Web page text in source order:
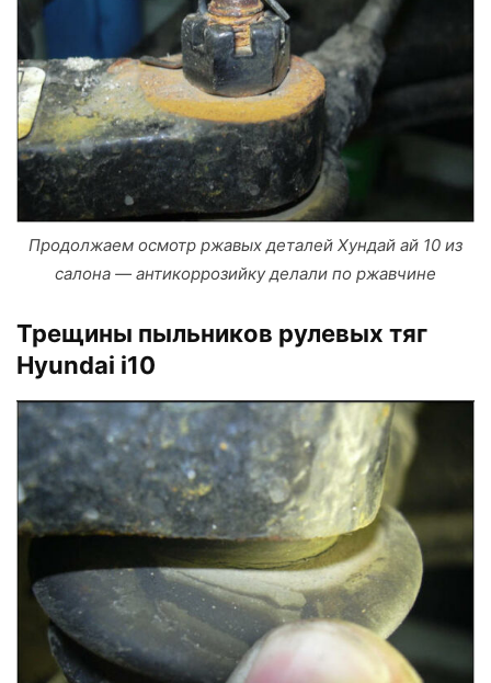
Продолжаем осмотр ржавых деталей Хундай ай 10 из
салона — антикоррозийку делали по ржавчине
Трещины пыльников рулевых тяг
Hyundai i10